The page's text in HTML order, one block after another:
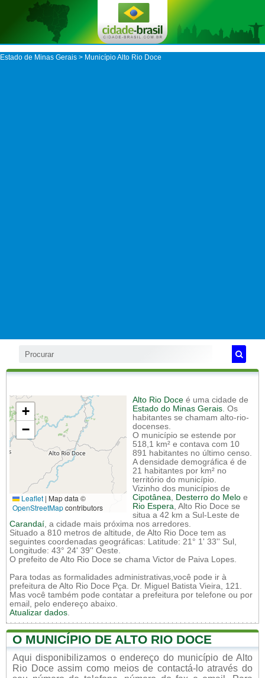
Estado de Minas Gerais > Município Alto Rio Doce
+
−
Leaflet | Map data ©
OpenStreetMapcontributors
Alto Rio Doce é uma cidade de
Estado do Minas Gerais. Os
habitantes se chamam alto-rio-
docenses.
O município se estende por
518,1 km² e contava com 10
891 habitantes no último censo.
A densidade demográfica é de
21 habitantes por km² no
território do município.
Vizinho dos municípios de
Cipotânea, Desterro do Melo e
Rio Espera, Alto Rio Doce se
situa a 42 km a Sul-Leste de
Carandaí, a cidade mais próxima nos arredores.
Situado a 810 metros de altitude, de Alto Rio Doce tem as
seguintes coordenadas geográficas: Latitude: 21° 1' 33'' Sul,
Longitude: 43° 24' 39'' Oeste.
O prefeito de Alto Rio Doce se chama Victor de Paiva Lopes.
Para todas as formalidades administrativas,você pode ir à
prefeitura de Alto Rio Doce Pça. Dr. Miguel Batista Vieira, 121.
Mas você também pode contatar a prefeitura por telefone ou por
email, pelo endereço abaixo.
Atualizar dados.
O MUNICÍPIO DE ALTO RIO DOCE
Aqui disponibilizamos o endereço do município de Alto
Rio Doce assim como meios de contactá-lo através do